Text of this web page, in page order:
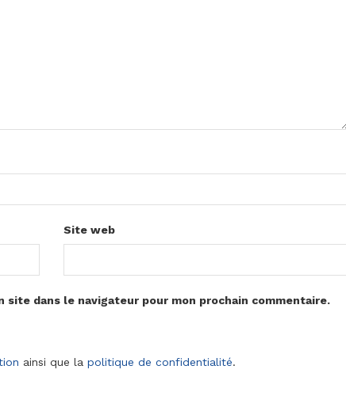
Site web
site dans le navigateur pour mon prochain commentaire.
ainsi que la politique de confidentialité.